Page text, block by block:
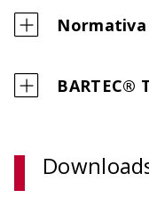
la nuova norma
Normativa
BARTEC®